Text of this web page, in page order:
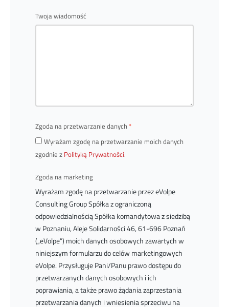
Twoja wiadomość
Zgoda na przetwarzanie danych
Wyrażam zgodę na przetwarzanie moich danych
zgodnie z Polityką Prywatności.
Zgoda na marketing
Wyrażam zgodę na przetwarzanie przez eVolpe
Consulting Group Spółka z ograniczoną
odpowiedzialnością Spółka komandytowa z siedzibą
w Poznaniu, Aleje Solidarności 46, 61-696 Poznań
(„eVolpe”) moich danych osobowych zawartych w
niniejszym formularzu do celów marketingowych
eVolpe. Przysługuje Pani/Panu prawo dostępu do
przetwarzanych danych osobowych i ich
poprawiania, a także prawo żądania zaprzestania
przetwarzania danych i wniesienia sprzeciwu na